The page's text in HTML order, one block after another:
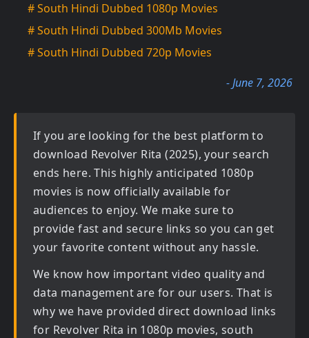
# South Hindi Dubbed 1080p Movies
# South Hindi Dubbed 300Mb Movies
# South Hindi Dubbed 720p Movies
- June 7, 2026
If you are looking for the best platform to
download Revolver Rita (2025), your search
ends here. This highly anticipated 1080p
movies is now officially available for
audiences to enjoy. We make sure to
provide fast and secure links so you can get
your favorite content without any hassle.
We know how important video quality and
data management are for our users. That is
why we have provided direct download links
for Revolver Rita in 1080p movies, south